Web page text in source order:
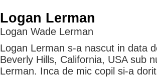
Logan Lerman
Logan Wade Lerman
Logan Lerman s-a nascut in data
Beverly Hills, California, USA sub
Lerman. Inca de mic copil si-a